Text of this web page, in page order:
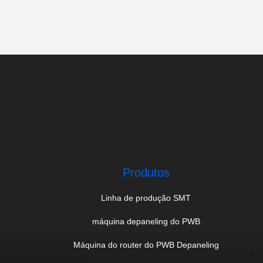
Sistema De Inspecção
Produtos
Linha de produção SMT
máquina depaneling do PWB
Máquina do router do PWB Depaneling